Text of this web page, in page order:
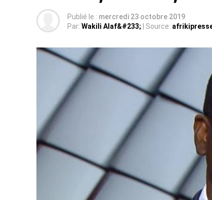
Publié le : mercredi 23 octobre 2019
Par: Wakili Alaf&#233; | Source: